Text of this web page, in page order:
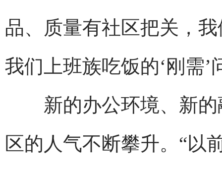
品、质量有社区把关，
我们上班族吃饭的‘刚需’
新的办公环境、新的
区的人气不断攀升。“以